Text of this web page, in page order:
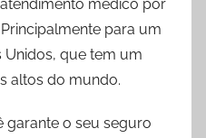
médico por
para um
Unidos, que tem um
altos do mundo.
garante o seu seguro